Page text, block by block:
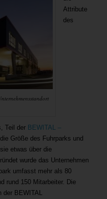
Attribute
des
Teil der BEWITAL –
Größe des Fuhrparks und
etwas über die
wurde das Unternehmen
umfasst mehr als 80
rund 150 Mitarbeiter. Die
BEWITAL